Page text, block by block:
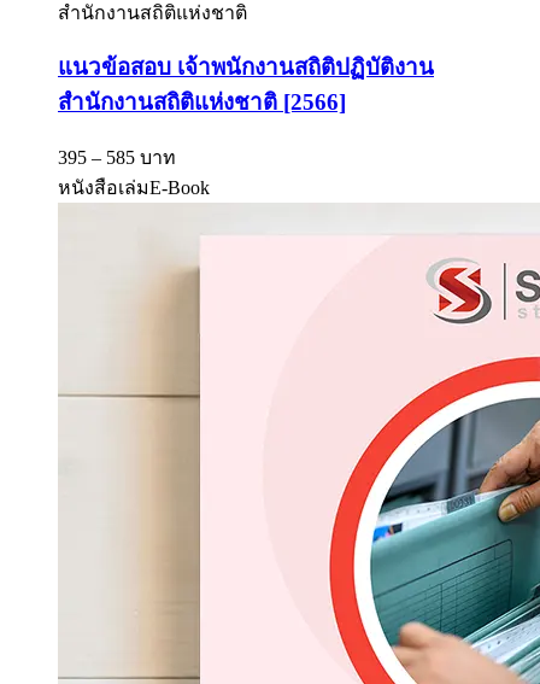
สำนักงานสถิติแห่งชาติ
แนวข้อสอบ เจ้าพนักงานสถิติปฏิบัติงาน
สำนักงานสถิติแห่งชาติ [2566]
395 – 585 บาท
หนังสือเล่มE-Book